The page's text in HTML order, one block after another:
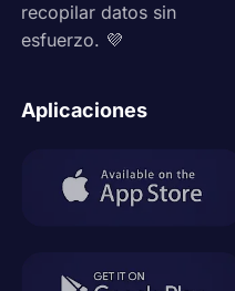
recopilar datos sin
esfuerzo. 💜
Aplicaciones